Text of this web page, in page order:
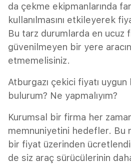
da çekme ekipmanlarında
kullanılmasını etkileyerek
Bu tarz durumlarda en ucuz
güvenilmeyen bir yere
etmemelisiniz.
Atburgazı çekici fiyatı uygun
bulurum? Ne yapmalıyım?
Kurumsal bir firma her
memnuniyetini hedefler. Bu
bir fiyat üzerinden
de siz araç sürücülerinin